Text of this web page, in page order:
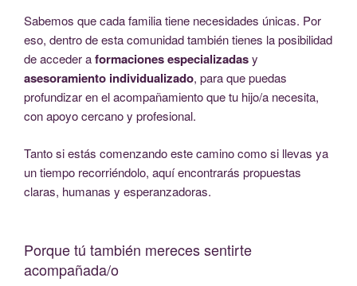
Sabemos que cada familia tiene necesidades únicas. Por
eso, dentro de esta comunidad también tienes la posibilidad
de acceder aformaciones especializadasy
asesoramiento individualizado, para que puedas
profundizar en el acompañamiento que tu hijo/a necesita,
con apoyo cercano y profesional.
Tanto si estás comenzando este camino como si llevas ya
un tiempo recorriéndolo, aquí encontrarás propuestas
claras, humanas y esperanzadoras.
Porque tú también mereces sentirte
acompañada/o